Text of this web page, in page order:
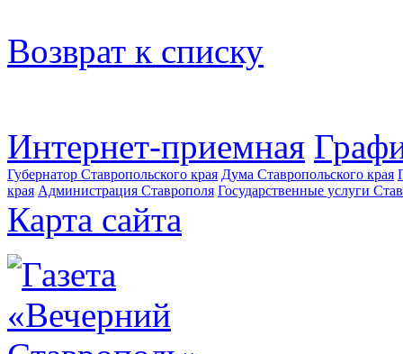
Возврат к списку
Интернет-приемная
Губернатор Ставропольского края Дума Ставропольского края
края Администрация Ставрополя Государственные услуги
Карта сайта